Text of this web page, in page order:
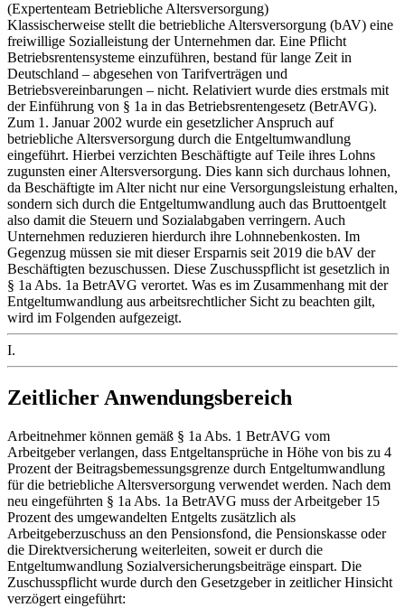
(Expertenteam Betriebliche Altersversorgung)
Klassischerweise stellt die betriebliche Altersversorgung (bAV) eine
freiwillige Sozialleistung der Unternehmen dar. Eine Pflicht
Betriebsrentensysteme einzuführen, bestand für lange Zeit in
Deutschland – abgesehen von Tarifverträgen und
Betriebsvereinbarungen – nicht. Relativiert wurde dies erstmals mit
der Einführung von § 1a in das Betriebsrentengesetz (BetrAVG).
Zum 1. Januar 2002 wurde ein gesetzlicher Anspruch auf
betriebliche Altersversorgung durch die Entgeltumwandlung
eingeführt. Hierbei verzichten Beschäftigte auf Teile ihres Lohns
zugunsten einer Altersversorgung. Dies kann sich durchaus lohnen,
da Beschäftigte im Alter nicht nur eine Versorgungsleistung erhalten,
sondern sich durch die Entgeltumwandlung auch das Bruttoentgelt
also damit die Steuern und Sozialabgaben verringern. Auch
Unternehmen reduzieren hierdurch ihre Lohnnebenkosten. Im
Gegenzug müssen sie mit dieser Ersparnis seit 2019 die bAV der
Beschäftigten bezuschussen. Diese Zuschusspflicht ist gesetzlich in
§ 1a Abs. 1a BetrAVG verortet. Was es im Zusammenhang mit der
Entgeltumwandlung aus arbeitsrechtlicher Sicht zu beachten gilt,
wird im Folgenden aufgezeigt.
I.
Zeitlicher Anwendungsbereich
Arbeitnehmer können gemäß § 1a Abs. 1 BetrAVG vom
Arbeitgeber verlangen, dass Entgeltansprüche in Höhe von bis zu 4
Prozent der Beitragsbemessungsgrenze durch Entgeltumwandlung
für die betriebliche Altersversorgung verwendet werden. Nach dem
neu eingeführten § 1a Abs. 1a BetrAVG muss der Arbeitgeber 15
Prozent des umgewandelten Entgelts zusätzlich als
Arbeitgeberzuschuss an den Pensionsfond, die Pensionskasse oder
die Direktversicherung weiterleiten, soweit er durch die
Entgeltumwandlung Sozialversicherungsbeiträge einspart. Die
Zuschusspflicht wurde durch den Gesetzgeber in zeitlicher Hinsicht
verzögert eingeführt: